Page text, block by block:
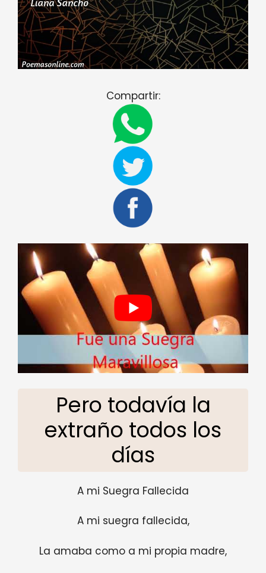
Compartir:
Pero todavía la
extraño todos los
días
A mi Suegra Fallecida
A mi suegra fallecida,
La amaba como a mi propia madre,